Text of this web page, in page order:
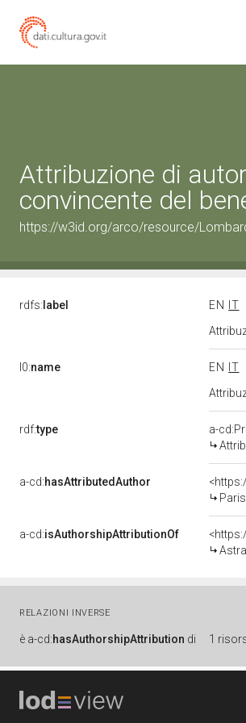
Attribuzione di
convincente del
https://w3id.org/arco/resource/
rdfs: label EN
IT
l0:name EN
IT
rdf:type
a-
a-cd:hasAttributedAuthor
a-cd:isAuthorshipAttributionOf
RELAZIONI INVERSE
è a-cd:hasAuthorshipAttribution di 1